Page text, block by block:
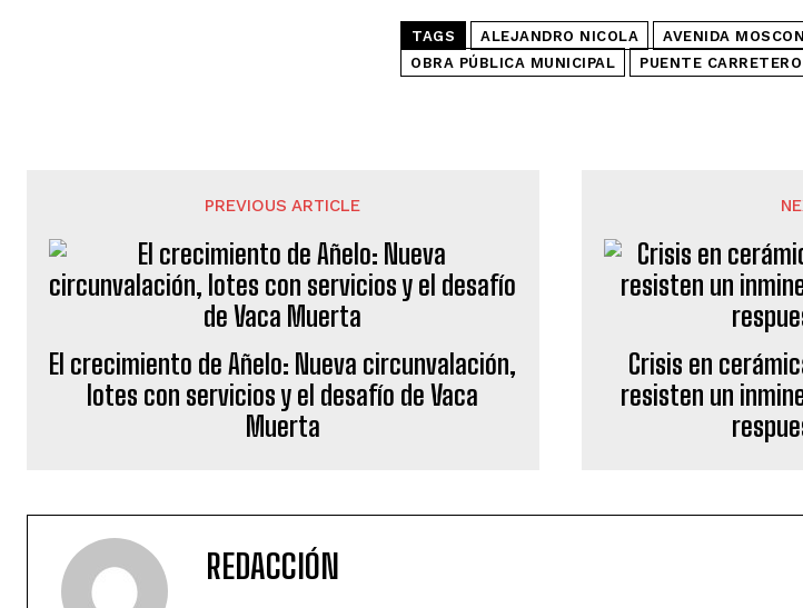
TAGS ALEJANDRO NICOLA AVENIDA
OBRA PÚBLICA MUNICIPAL
PUENTE CARRETERO
PREVIOUS ARTICLE
El crecimiento de Añelo: Nueva circunvalación,
lotes con servicios y el desafío de Vaca
Muerta
Crisis en
resisten un
REDACCIÓN